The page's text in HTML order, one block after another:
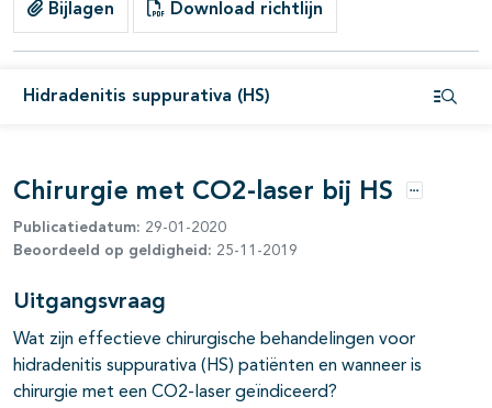
Bijlagen Download richtlijn
Hidradenitis suppurativa (HS)
open- en dichtklappen
Chirurgie met CO2-laser bij HS Opties
Publicatiedatum: 29-01-2020
Beoordeeld op geldigheid: 25-11-2019
Uitgangsvraag
Wat zijn effectieve chirurgische behandelingen voor
hidradenitis suppurativa (HS) patiënten en wanneer is
chirurgie met een CO2-laser geïndiceerd?